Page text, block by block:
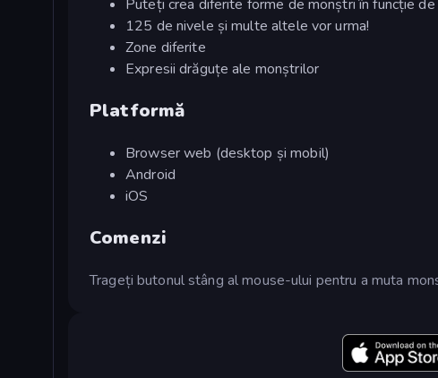
Puteți crea diferite forme de monștri în funcție
125 de nivele și multe altele vor urma!
Zone diferite
Expresii drăguțe ale monștrilor
Platformă
Browser web (desktop și mobil)
Android
iOS
Comenzi
Trageți butonul stâng al mouse-ului pentru a muta